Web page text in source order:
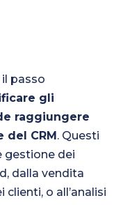
passo
gli
raggiungere
del CRM. Questi
gestione dei
dalla vendita
o all’analisi